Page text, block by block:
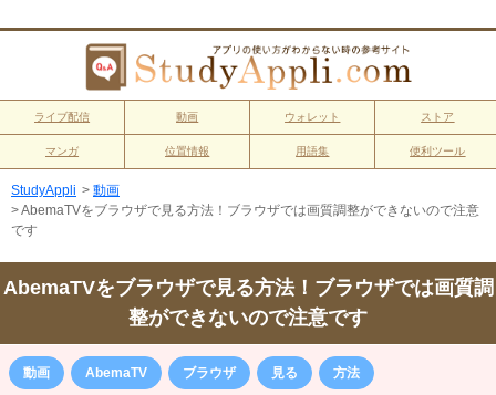
ライブ配信 動画 ウォレット ストア
マンガ 位置情報 用語集 便利ツール
StudyAppli > 動画
>AbemaTVをブラウザで見る方法！ブラウザでは画質調整ができないので注意
です
AbemaTVをブラウザで見る方法！ブラウザでは画質調
整ができないので注意です
動画 AbemaTV ブラウザ 見る 方法